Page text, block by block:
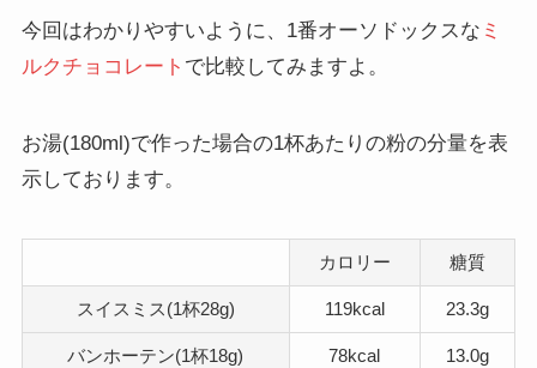
今回はわかりやすいように、1番オーソドックスな ミ
ルクチョコレート で比較してみますよ。
お湯(180ml)で作った場合の1杯あたりの粉の分量を表
示しております。
カロリー 糖質
スイスミス(1杯28g) 119kcal 23.3g
バンホーテン(1杯18g) 78kcal 13.0g